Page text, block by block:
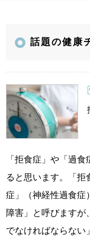
話題の健康
「拒食症」や「過
ると思います。「拒
症」（神経性過食症
障害」と呼びますが
でなければならない